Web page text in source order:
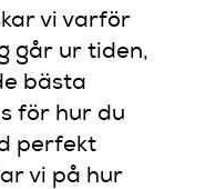
vi varför
går ur tiden,
bästa
för hur du
perfekt
vi på hur